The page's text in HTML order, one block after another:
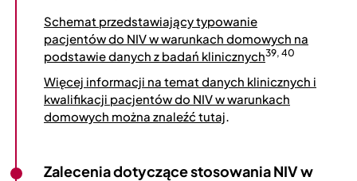
Schemat przedstawiający typowanie
pacjentów do NIV w warunkach domowych na
podstawie danych z badań klinicznych39, 40
Więcej informacji na temat danych klinicznych i
kwalifikacji pacjentów do NIV w warunkach
domowych można znaleźć tutaj.
Zalecenia dotyczące stosowania NIV w